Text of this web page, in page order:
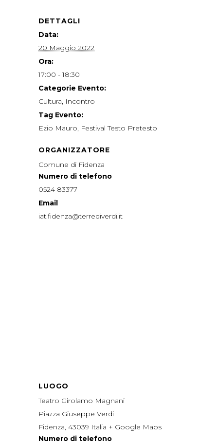
DETTAGLI
Data:
20 Maggio 2022
Ora:
17:00 - 18:30
Categorie Evento:
Cultura, Incontro
Tag Evento:
Ezio Mauro, Festival Testo Pretesto
ORGANIZZATORE
Comune di Fidenza
Numero di telefono
0524 83377
Email
iat.fidenza@terrediverdi.it
LUOGO
Teatro Girolamo Magnani
Piazza Giuseppe Verdi
Fidenza, 43039 Italia + Google Maps
Numero di telefono